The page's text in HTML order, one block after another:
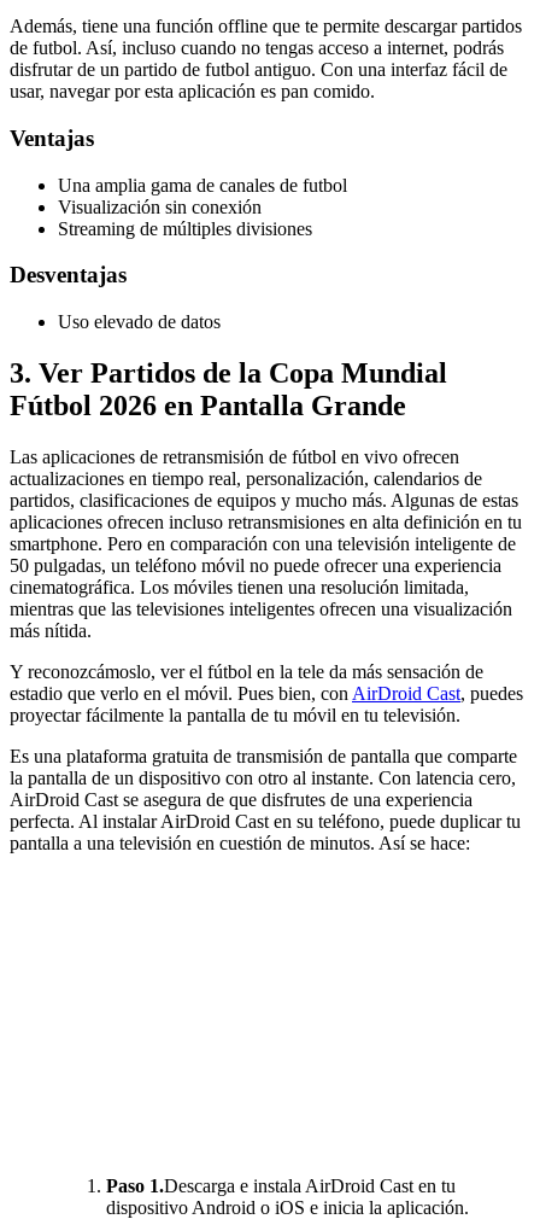
Además, tiene una función offline que te permite descargar partidos
de futbol. Así, incluso cuando no tengas acceso a internet, podrás
disfrutar de un partido de futbol antiguo. Con una interfaz fácil de
usar, navegar por esta aplicación es pan comido.
Ventajas
Una amplia gama de canales de futbol
Visualización sin conexión
Streaming de múltiples divisiones
Desventajas
Uso elevado de datos
3. Ver Partidos de la Copa Mundial
Fútbol 2026 en Pantalla Grande
Las aplicaciones de retransmisión de fútbol en vivo ofrecen
actualizaciones en tiempo real, personalización, calendarios de
partidos, clasificaciones de equipos y mucho más. Algunas de estas
aplicaciones ofrecen incluso retransmisiones en alta definición en tu
smartphone. Pero en comparación con una televisión inteligente de
50 pulgadas, un teléfono móvil no puede ofrecer una experiencia
cinematográfica. Los móviles tienen una resolución limitada,
mientras que las televisiones inteligentes ofrecen una visualización
más nítida.
Y reconozcámoslo, ver el fútbol en la tele da más sensación de
estadio que verlo en el móvil. Pues bien, con AirDroid Cast, puedes
proyectar fácilmente la pantalla de tu móvil en tu televisión.
Es una plataforma gratuita de transmisión de pantalla que comparte
la pantalla de un dispositivo con otro al instante. Con latencia cero,
AirDroid Cast se asegura de que disfrutes de una experiencia
perfecta. Al instalar AirDroid Cast en su teléfono, puede duplicar tu
pantalla a una televisión en cuestión de minutos. Así se hace:
Paso 1.Descarga e instala AirDroid Cast en tu
dispositivo Android o iOS e inicia la aplicación.